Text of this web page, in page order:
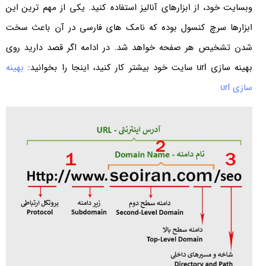
وبسایت خود، از ابزارهای آنالیز استفاده کنید. یکی از مهم ترین این
ابزارها سرچ کنسول بوده که نامک های فارسی در آن باعث سخت
شدن تشخیص هر صفحه خواهد شد. در ادامه اگر قصد دارید روی
بهینه سازی url سایت خود بیشتر کار کنید، اینجا را بخوانید:
بهینه
سازی url